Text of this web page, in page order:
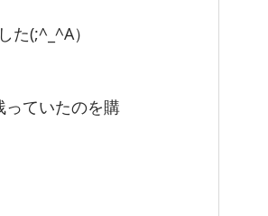
(;^_^A）
っていたのを購